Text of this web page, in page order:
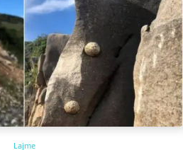
Lajme